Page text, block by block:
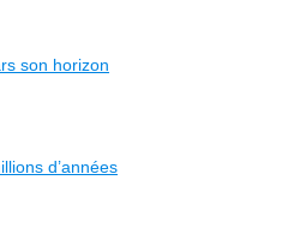
son horizon
d’années